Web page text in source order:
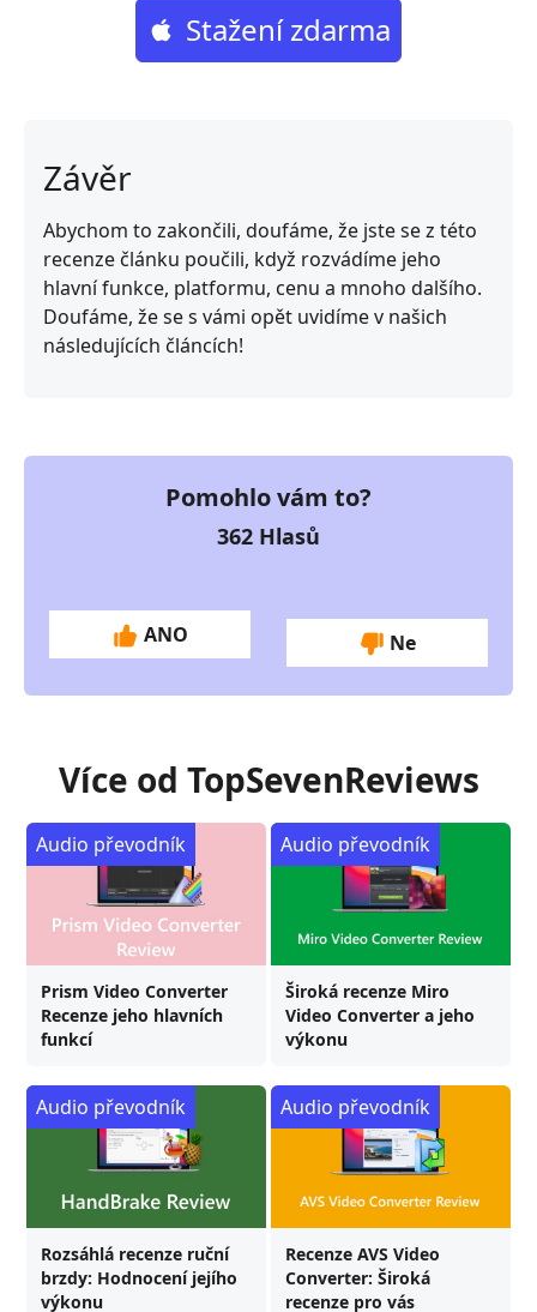
Stažení zdarma
Závěr
Abychom to zakončili, doufáme, že jste se z této
recenze článku poučili, když rozvádíme jeho
hlavní funkce, platformu, cenu a mnoho dalšího.
Doufáme, že se s vámi opět uvidíme v našich
následujících článcích!
Pomohlo vám to?
362 Hlasů
ANO Ne
Více od TopSevenReviews
Prism Video Converter
Recenze jeho hlavních
funkcí
Audio převodník
Široká recenze Miro
Video Converter a jeho
výkonu
Audio převodník
Rozsáhlá recenze ruční
brzdy: Hodnocení jejího
výkonu
Audio převodník
Recenze AVS Video
Converter: Široká
recenze pro vás
Audio převodník